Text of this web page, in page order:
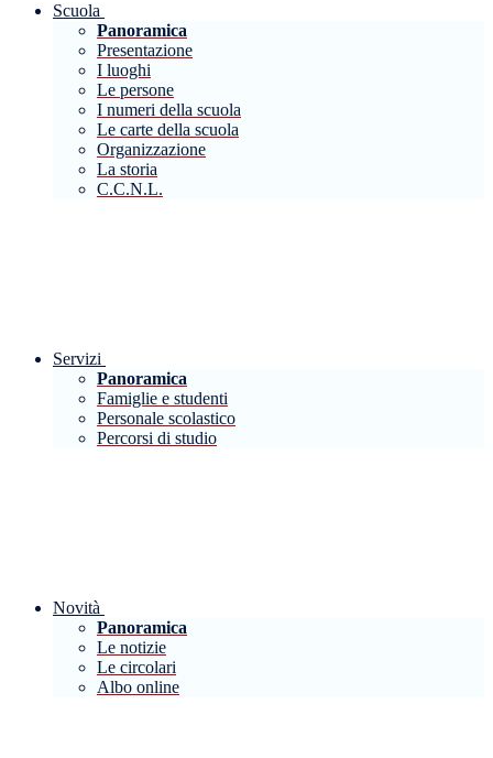
Scuola
Panoramica
Presentazione
I luoghi
Le persone
I numeri della scuola
Le carte della scuola
Organizzazione
La storia
C.C.N.L.
Servizi
Panoramica
Famiglie e studenti
Personale scolastico
Percorsi di studio
Novità
Panoramica
Le notizie
Le circolari
Albo online